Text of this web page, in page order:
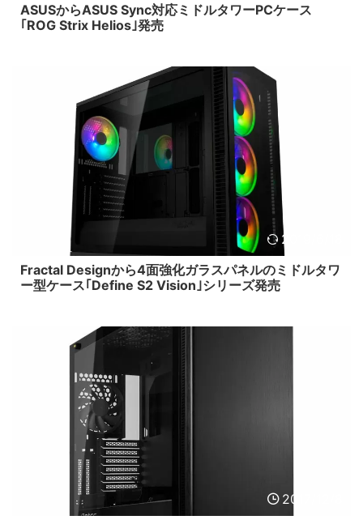
ASUSからASUS Sync対応ミドルタワーPCケース
｢ROG Strix Helios｣発売
2019/6/18
Fractal Designから4面強化ガラスパネルのミドルタワ
ー型ケース｢Define S2 Vision｣シリーズ発売
2017/12/8